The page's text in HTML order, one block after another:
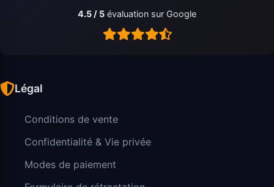
4.5 / 5 évaluation sur Google
Légal
Conditions de vente
Confidentialité & Vie privée
Modes de paiement